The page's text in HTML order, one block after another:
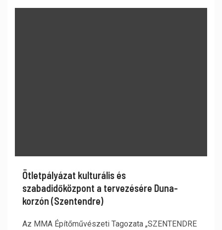
Ötletpályázat kulturális és
szabadidőközpont a tervezésére Duna-
korzón (Szentendre)
Az MMA Építőművészeti Tagozata „SZENTENDRE